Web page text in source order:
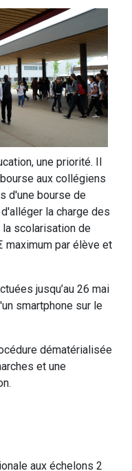
une priorité. Il
aux collégiens
d'une bourse de
la charge des
scolarisation de
maximum par élève et
jusqu’au 26 mai
smartphone sur le
dématérialisée
et une
aux échelons 2